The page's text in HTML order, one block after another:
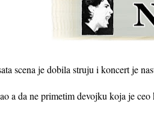
scena je dobila struju i koncert je
a da ne primetim devojku koja je